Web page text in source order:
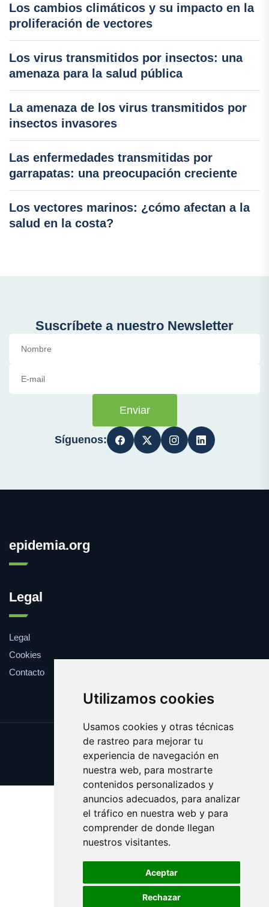
Utilizamos cookies
Usamos cookies y otras técnicas
de rastreo para mejorar tu
experiencia de navegación en
nuestra web, para mostrarte
contenidos personalizados y
anuncios adecuados, para analizar
el tráfico en nuestra web y para
comprender de donde llegan
nuestros visitantes.
Aceptar
Rechazar
Los cambios climáticos y su impacto en la
proliferación de vectores
Los virus transmitidos por insectos: una
amenaza para la salud pública
La amenaza de los virus transmitidos por
insectos invasores
Las enfermedades transmitidas por
garrapatas: una preocupación creciente
Los vectores marinos: ¿cómo afectan a la
salud en la costa?
Suscríbete a nuestro Newsletter
Enviar
Síguenos:
epidemia.org
Legal
Legal
Cookies
Contacto
Update cookies preferences
Copyright © 2025 epidemia.org